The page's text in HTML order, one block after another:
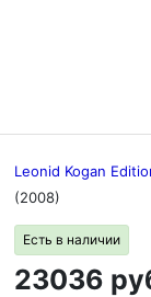
Leonid Kogan
(2008)
Есть в наличии
23036